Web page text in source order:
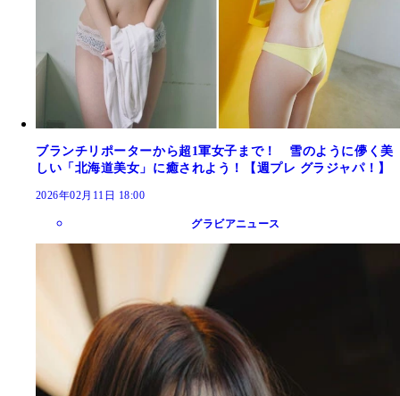
ブランチリポーターから超1軍女子まで！ 雪のように儚く美
しい「北海道美女」に癒されよう！【週プレ グラジャパ！】
2026年02月11日 18:00
グラビアニュース